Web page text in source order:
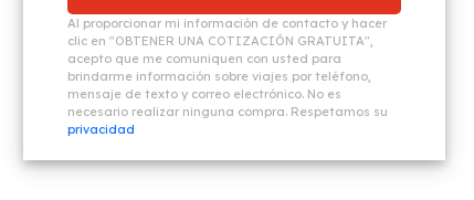
Al proporcionar mi información de contacto y hacer
clic en "OBTENER UNA COTIZACIÓN GRATUITA",
acepto que me comuniquen con usted para
brindarme información sobre viajes por teléfono,
mensaje de texto y correo electrónico. No es
necesario realizar ninguna compra. Respetamos su
privacidad